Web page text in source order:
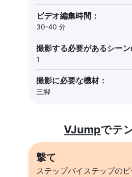
ビデオ編集時間：
30-40 分
撮影する必要があるシーン
1
撮影に必要な機材：
三脚
VJumpでテ
撃て
ステップバイステップの